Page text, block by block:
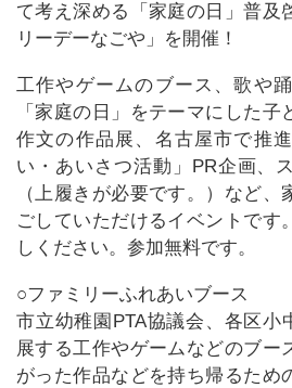
て考え深める「家庭の日」普及
リーデーなごや」を開催！
工作やゲームのブース、歌や
「家庭の日」をテーマにした
作文の作品展、名古屋市で推
い・あいさつ活動」PR企画、
（上履きが必要です。）など、
ごしていただけるイベントです
しください。参加無料です。
○ファミリーふれあいブース
市立幼稚園PTA協議会、各区小
展する工作やゲームなどのブー
がった作品などを持ち帰るため